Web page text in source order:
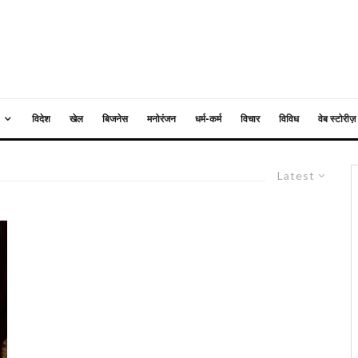
विदेश खेल बिजनेस मनोरंजन धर्म-कर्म विचार विविध वेब स्टोरीज़
Latest